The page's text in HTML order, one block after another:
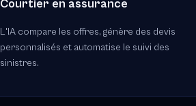
Courtier en assurance
L'IA compare les offres, génère des devis
personnalisés et automatise le suivi des
sinistres.